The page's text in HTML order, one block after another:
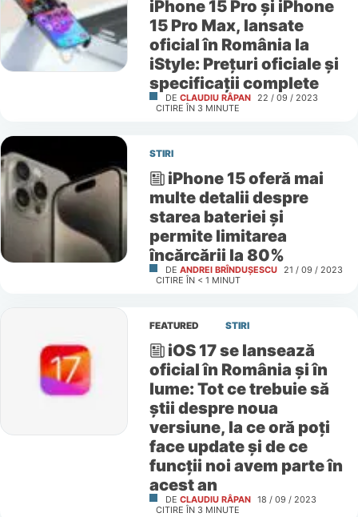
iPhone 15 Pro și iPhone
15 Pro Max, lansate
oficial în România la
iStyle: Prețuri oficiale și
specificații complete
DE CLAUDIU RÂPAN 22 / 09 / 2023
CITIRE ÎN 3 MINUTE
STIRI
iPhone 15 oferă mai
multe detalii despre
starea bateriei și
permite limitarea
încărcării la 80%
DE ANDREI BRÎNDUȘESCU 21 / 09 / 2023
CITIRE ÎN < 1 MINUT
FEATURED STIRI
iOS 17 se lansează
oficial în România și în
lume: Tot ce trebuie să
știi despre noua
versiune, la ce oră poți
face update și de ce
funcții noi avem parte în
acest an
DE CLAUDIU RÂPAN 18 / 09 / 2023
CITIRE ÎN 3 MINUTE